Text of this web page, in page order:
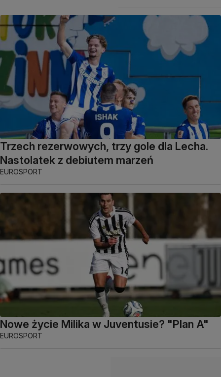
Trzech rezerwowych, trzy gole dla Lecha.
Nastolatek z debiutem marzeń
EUROSPORT
Nowe życie Milika w Juventusie? "Plan A"
EUROSPORT